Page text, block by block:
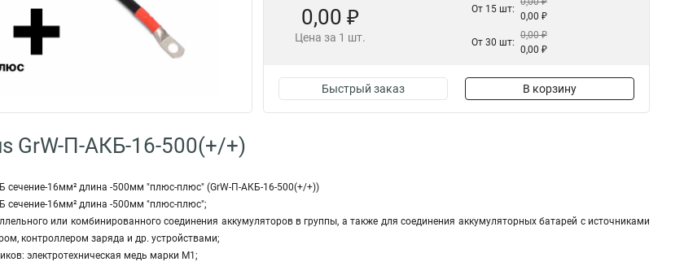
0,00 ₽
Цена за 1 шт.
От 15 шт:
0,00 ₽
От 30 шт:
0,00 ₽
0,00 ₽
Быстрый заказ В корзину
GrW-П-АКБ-16-500(+/+)
сечение-16мм² длина -500мм "плюс-плюс" (GrW-П-АКБ-16-500(+/+))
16мм² длина -500мм "плюс-плюс";
или комбинированного соединения аккумуляторов в группы, а также для соединения аккумуляторных батарей с источниками
контроллером заряда и др. устройствами;
электротехническая медь марки М1;